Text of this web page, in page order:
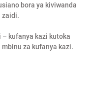
bora ya kiviwanda
zaidi.
kufanya kazi kutoka
za kufanya kazi.